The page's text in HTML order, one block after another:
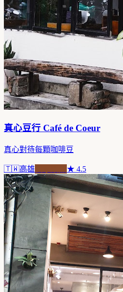
真心豆行 Café de Coeur
真心對待每顆咖啡豆
🇹🇼高雄 ★ 4.5